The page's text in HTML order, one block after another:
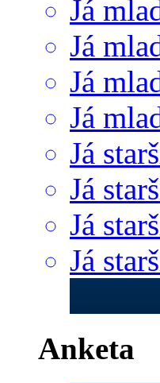
Já
Já
Já
Já
Já
Já
Já
Já
Anketa